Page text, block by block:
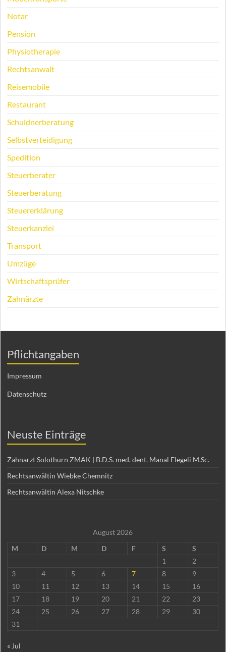
Notar
Pension
Physiotherapie
Rechtsanwalt
Reisemobile
Restaurant
Schuldnerberatung
Selbstverteidigung
Spedition
Steuerberater
Steuerberatung
Steuererklärung
Steuerkanzlei
Transport
Umzüge
Wirtschaftsprüfer
Zahnärzte
Pflichtangaben
Impressum
Datenschutz
Neuste Einträge
Zahnarzt Solothurn ZMAK | B.D.S. med. dent. Manal Elegeli M.Sc.
Rechtsanwältin Wiebke Chemnitz
Rechtsanwältin Alexa Nitschke
August 2026
M
D M D F S
S
1
2
3
4 5 6 7 8
9
10
11 12 13 14 15
16
17
18 19 20 21 22
23
24
25 26 27 28 29
30
31
« Jul